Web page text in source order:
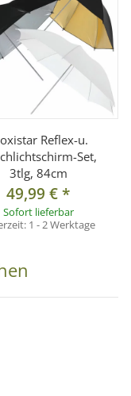
Reflex-u.
Set,
3tlg, 84cm
49,99 €*
Sofort lieferbar
1 - 2 Werktage